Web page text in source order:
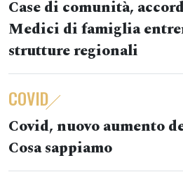
Case di comunità,
Medici di famiglia
strutture regionali
COVID
Covid, nuovo aumento
Cosa sappiamo